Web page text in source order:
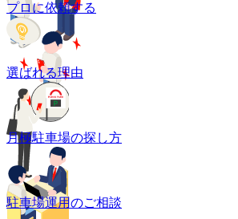
プロに依頼する
選ばれる理由
月極駐車場の探し方
駐車場運用のご相談